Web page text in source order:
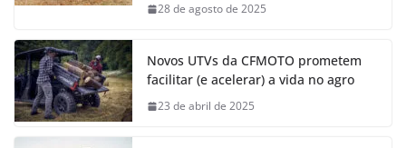
28 de agosto de 2025
Novos UTVs da CFMOTO prometem
facilitar (e acelerar) a vida no agro
23 de abril de 2025